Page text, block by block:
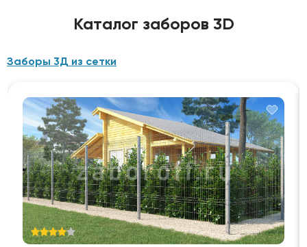
Каталог заборов 3D
Заборы 3Д из сетки